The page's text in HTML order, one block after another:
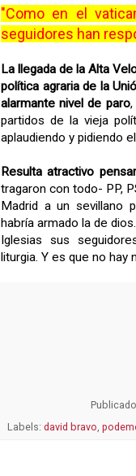
"Como en el
seguidores han
La llegada de la Alta
política agraria de la
alarmante nivel de paro,
partidos de la vieja
aplaudiendo y pidiendo
Resulta atractivo
tragaron con todo- PP,
Madrid a un sevillano
habría armado la de
Iglesias sus
liturgia. Y es que no hay
Publicado
Labels: david bravo,